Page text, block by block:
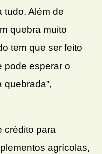
tudo. Além de
quebra muito
tem que ser feito
pode esperar o
crédito para
agrícolas,